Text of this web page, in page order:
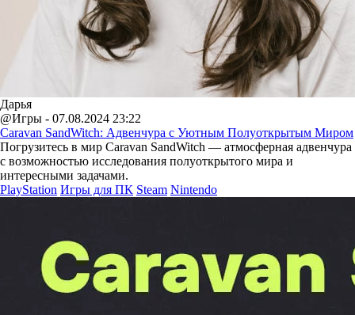
Дарья
@Игры - 07.08.2024 23:22
Caravan SandWitch: Адвенчура с Уютным Полуоткрытым Миром
Погрузитесь в мир Caravan SandWitch — атмосферная адвенчура
с возможностью исследования полуоткрытого мира и
интересными задачами.
PlayStation Игры для ПК Steam Nintendo